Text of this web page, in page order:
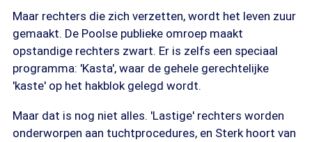
Maar rechters die zich verzetten, wordt het leven zuur
gemaakt. De Poolse publieke omroep maakt
opstandige rechters zwart. Er is zelfs een speciaal
programma: 'Kasta', waar de gehele gerechtelijke
'kaste' op het hakblok gelegd wordt.
Maar dat is nog niet alles. 'Lastige' rechters worden
onderworpen aan tuchtprocedures, en Sterk hoort van